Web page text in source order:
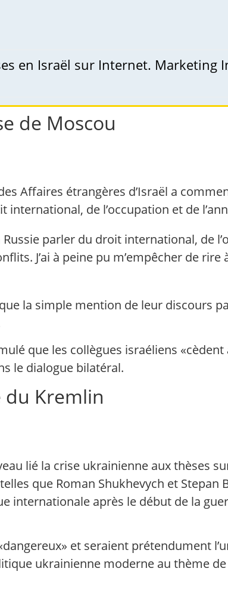
en Israël sur Internet. Marketing
de Moscou
Affaires étrangères d’Israël a
de l’occupation et de
parler du droit international, de
J’ai à peine pu m’empêcher de rire
la simple mention de leur discours
que les collègues israéliens «cèdent
le dialogue bilatéral.
du Kremlin
lié la crise ukrainienne aux thèses
que Roman Shukhevych et Stepan
internationale après le début de la
et seraient prétendument
ukrainienne moderne au thème